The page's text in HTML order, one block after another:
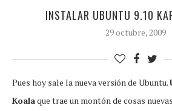
INSTALAR UBUNTU 9.10
29 octubre, 2009
Pues hoy sale la nueva versión de Ubuntu.
Koalaque trae un montón de cosas